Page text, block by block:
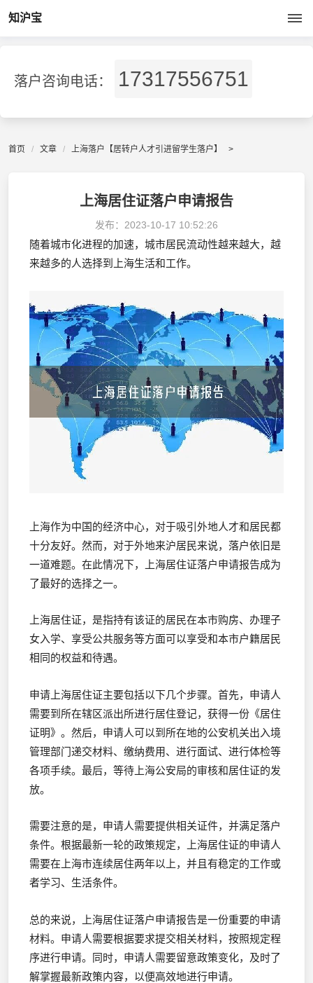
知沪宝
落户咨询电话： 17317556751
首页 文章 上海落户【居转户人才引进留学生落户】 >
上海居住证落户申请报告
发布： 2023-10-17 10:52:26
随着城市化进程的加速，城市居民流动性越来越大，越
来越多的人选择到上海生活和工作。
上海作为中国的经济中心，对于吸引外地人才和居民都
十分友好。然而，对于外地来沪居民来说，落户依旧是
一道难题。在此情况下，上海居住证落户申请报告成为
了最好的选择之一。
上海居住证，是指持有该证的居民在本市购房、办理子
女入学、享受公共服务等方面可以享受和本市户籍居民
相同的权益和待遇。
申请上海居住证主要包括以下几个步骤。首先，申请人
需要到所在辖区派出所进行居住登记，获得一份《居住
证明》。然后，申请人可以到所在地的公安机关出入境
管理部门递交材料、缴纳费用、进行面试、进行体检等
各项手续。最后，等待上海公安局的审核和居住证的发
放。
需要注意的是，申请人需要提供相关证件，并满足落户
条件。根据最新一轮的政策规定，上海居住证的申请人
需要在上海市连续居住两年以上，并且有稳定的工作或
者学习、生活条件。
总的来说，上海居住证落户申请报告是一份重要的申请
材料。申请人需要根据要求提交相关材料，按照规定程
序进行申请。同时，申请人需要留意政策变化，及时了
解掌握最新政策内容，以便高效地进行申请。